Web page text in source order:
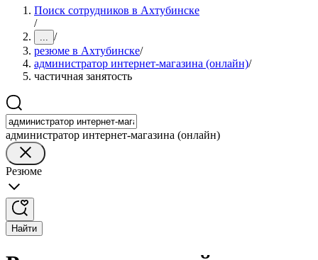
Поиск сотрудников в Ахтубинске
/
... /
резюме в Ахтубинске/
администратор интернет-магазина (онлайн)/
частичная занятость
администратор интернет-магазина (онлайн)
Резюме
Найти